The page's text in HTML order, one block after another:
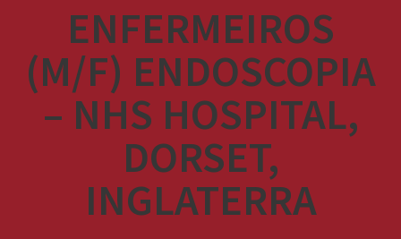
ENFERMEIROS
(M/F) ENDOSCOPIA
– NHS HOSPITAL,
DORSET,
INGLATERRA